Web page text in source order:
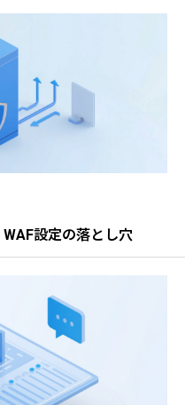
設定の落とし穴